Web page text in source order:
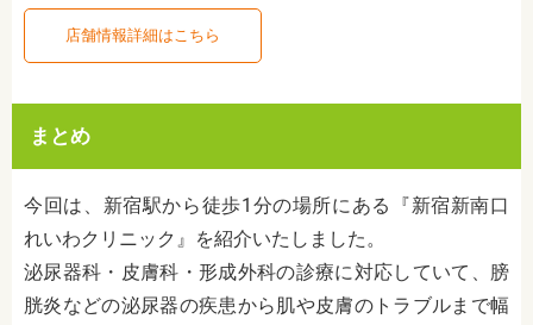
店舗情報詳細はこちら
まとめ
今回は、新宿駅から徒歩1分の場所にある『新宿新南口
れいわクリニック』を紹介いたしました。
泌尿器科・皮膚科・形成外科の診療に対応していて、膀
胱炎などの泌尿器の疾患から肌や皮膚のトラブルまで幅